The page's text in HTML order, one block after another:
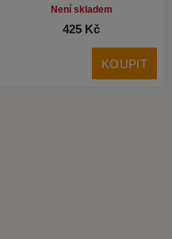
Není skladem
425 Kč
KOUPIT